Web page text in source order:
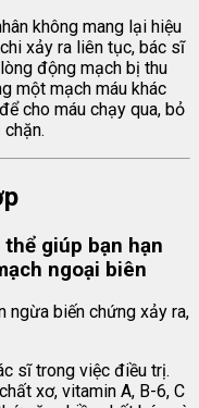
không mang lại hiệu
xảy ra liên tục, bác sĩ
động mạch bị thu
một mạch máu khác
cho máu chạy qua, bỏ
giúp bạn hạn
ngoại biên
ngừa biến chứng xảy ra,
sĩ trong việc điều trị.
xơ, vitamin A, B-6, C